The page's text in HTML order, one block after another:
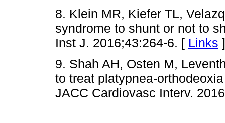
8. Klein MR, Kiefer TL,
syndrome to shunt or not to
Inst J. 2016;43:264-6. [ Links ]
9. Shah AH, Osten M,
to treat platypnea-
JACC Cardiovasc Interv.